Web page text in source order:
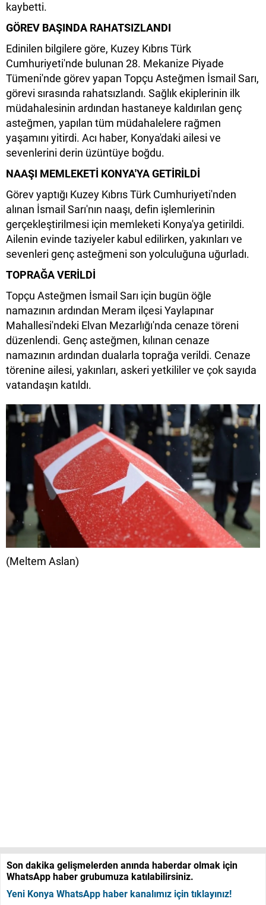
kaybetti.
GÖREV BAŞINDA RAHATSIZLANDI
Edinilen bilgilere göre, Kuzey Kıbrıs Türk
Cumhuriyeti'nde bulunan 28. Mekanize Piyade
Tümeni'nde görev yapan Topçu Asteğmen İsmail Sarı,
görevi sırasında rahatsızlandı. Sağlık ekiplerinin ilk
müdahalesinin ardından hastaneye kaldırılan genç
asteğmen, yapılan tüm müdahalelere rağmen
yaşamını yitirdi. Acı haber, Konya'daki ailesi ve
sevenlerini derin üzüntüye boğdu.
NAAŞI MEMLEKETİ KONYA'YA GETİRİLDİ
Görev yaptığı Kuzey Kıbrıs Türk Cumhuriyeti'nden
alınan İsmail Sarı'nın naaşı, defin işlemlerinin
gerçekleştirilmesi için memleketi Konya'ya getirildi.
Ailenin evinde taziyeler kabul edilirken, yakınları ve
sevenleri genç asteğmeni son yolculuğuna uğurladı.
TOPRAĞA VERİLDİ
Topçu Asteğmen İsmail Sarı için bugün öğle
namazının ardından Meram ilçesi Yaylapınar
Mahallesi'ndeki Elvan Mezarlığı'nda cenaze töreni
düzenlendi. Genç asteğmen, kılınan cenaze
namazının ardından dualarla toprağa verildi. Cenaze
törenine ailesi, yakınları, askeri yetkililer ve çok sayıda
vatandaşın katıldı.
(Meltem Aslan)
Son dakika gelişmelerden anında haberdar olmak için
WhatsApp haber grubumuza katılabilirsiniz.
Yeni Konya WhatsApp haber kanalımız için tıklayınız!